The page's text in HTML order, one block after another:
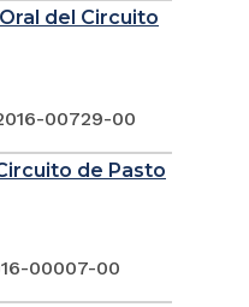
del Circuito
00729-00
de Pasto
00007-00